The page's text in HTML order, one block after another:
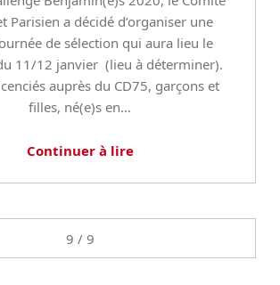
Parisien a décidé d’organiser une
de sélection qui aura lieu le
11/12 janvier (lieu à déterminer).
auprès du CD75, garçons et
filles, né(e)s en…
Continuer à lire